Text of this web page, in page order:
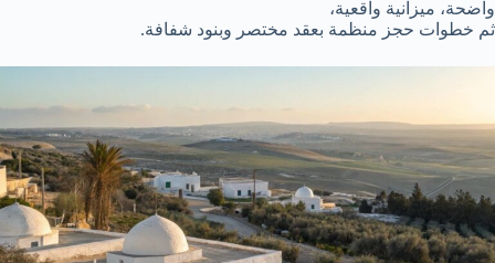
واضحة، ميزانية واقعية،
ثم خطوات حجز منظمة بعقد مختصر وبنود شفافة.